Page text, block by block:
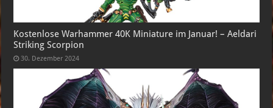
Kostenlose Warhammer 40K Miniature im Januar! – Aeldari
Striking Scorpion
30. Dezember 2024